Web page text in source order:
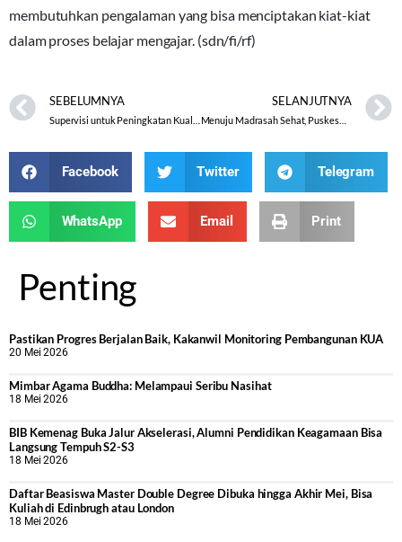
membutuhkan pengalaman yang bisa menciptakan kiat-kiat
dalam proses belajar mengajar. (sdn/fi/rf)
SEBELUMNYA SELANJUTNYA
Menuju Madrasah Sehat, Puskesmas Margadana Sambangi MTsN Kota Tegal
Facebook Twitter Telegram
WhatsApp Email Print
Penting
Pastikan Progres Berjalan Baik, Kakanwil Monitoring Pembangunan KUA
20 Mei 2026
Mimbar Agama Buddha: Melampaui Seribu Nasihat
18 Mei 2026
BIB Kemenag Buka Jalur Akselerasi, Alumni Pendidikan Keagamaan Bisa
Langsung Tempuh S2-S3
18 Mei 2026
Daftar Beasiswa Master Double Degree Dibuka hingga Akhir Mei, Bisa
Kuliah di Edinbrugh atau London
18 Mei 2026